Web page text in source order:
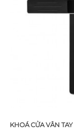
KHOÁ CỬA VÂN